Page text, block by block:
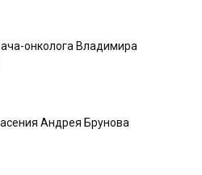
онколога Владимира
Андрея Брунова